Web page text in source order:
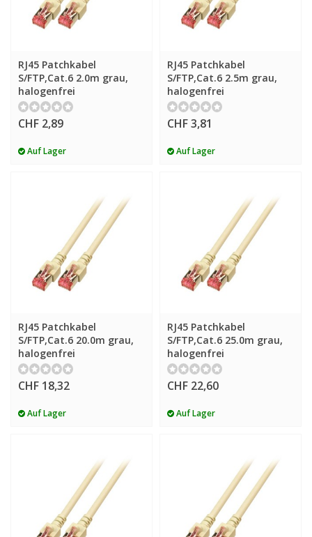
RJ45 Patchkabel
S/FTP,Cat.6 2.0m grau,
halogenfrei
CHF 2,89
Auf Lager
RJ45 Patchkabel
S/FTP,Cat.6 2.5m grau,
halogenfrei
CHF 3,81
Auf Lager
RJ45 Patchkabel
S/FTP,Cat.6 20.0m grau,
halogenfrei
CHF 18,32
Auf Lager
RJ45 Patchkabel
S/FTP,Cat.6 25.0m grau,
halogenfrei
CHF 22,60
Auf Lager